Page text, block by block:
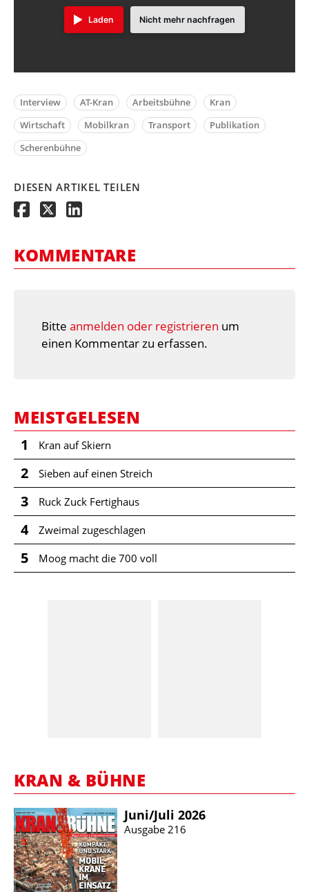
Laden Nicht mehr nachfragen
Interview AT-Kran Arbeitsbühne
Kran
Wirtschaft
Mobilkran Transport
Publikation
Scherenbühne
DIESEN ARTIKEL TEILEN
KOMMENTARE
Bitte anmelden oder registrieren um
einen Kommentar zu erfassen.
MEISTGELESEN
1 Kran auf Skiern
2 Sieben auf einen Streich
3 Ruck Zuck Fertighaus
4 Zweimal zugeschlagen
5 Moog macht die 700 voll
KRAN & BÜHNE
Juni/​Juli 2026
Ausgabe 216